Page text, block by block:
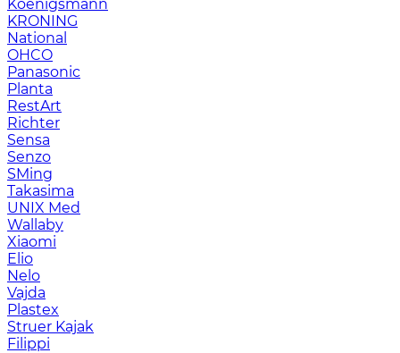
Koenigsmann
KRONING
National
OHCO
Panasonic
Planta
RestArt
Richter
Sensa
Senzo
SMing
Takasima
UNIX Med
Wallaby
Xiaomi
Elio
Nelo
Vajda
Plastex
Struer Kajak
Filippi